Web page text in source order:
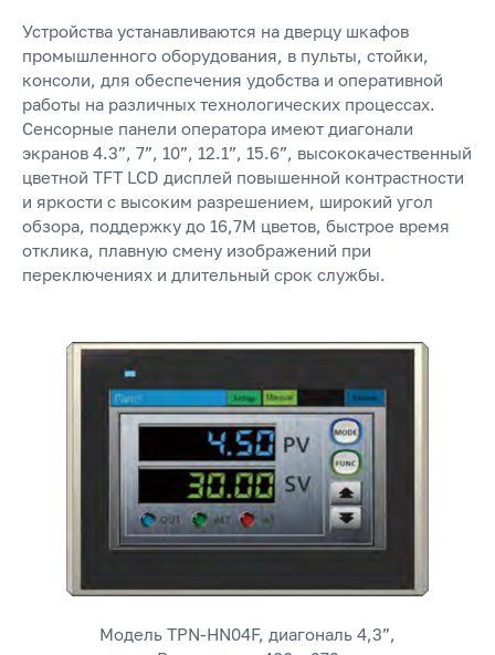
Устройства устанавливаются на дверцу шкафов
промышленного оборудования, в пульты, стойки,
консоли, для обеспечения удобства и оперативной
работы на различных технологических процессах.
Сенсорные панели оператора имеют диагонали
экранов 4.3”, 7”, 10”, 12.1”, 15.6”, высококачественный
цветной TFT LCD дисплей повышенной контрастности
и яркости с высоким разрешением, широкий угол
обзора, поддержку до 16,7М цветов, быстрое время
отклика, плавную смену изображений при
переключениях и длительный срок службы.
Модель TPN-HN04F, диагональ 4,3”,